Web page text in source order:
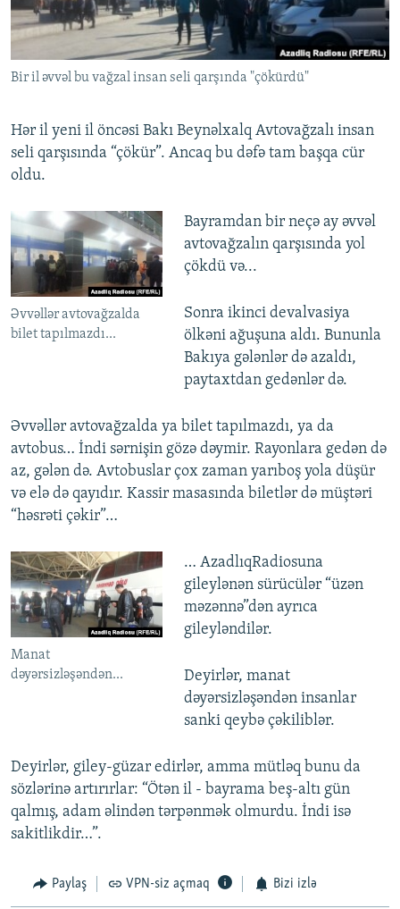
İNFOQRAFIKA
AZƏRBAYCAN ƏDƏBIYYATI KITABXANASI
İSLAM VƏ DEMOKRATIYA
İZ - MƏDƏNIYYƏT PROQRAMI
MISSIYAMIZ
PEŞƏ ETIKASI VƏ JURNALISTIKA STANDARTLARIMIZ
MATERIALLARIMIZDAN ISTIFADƏ
BIZIMLƏ ƏLAQƏ
XƏBƏR BÜLLETENLƏRIMIZ
BIZI IZLƏ
Bir il əvvəl bu vağzal insan seli qarşında "çökürdü"
Hər il yeni il öncəsi Bakı Beynəlxalq Avtovağzalı insan
seli qarşısında “çökür”. Ancaq bu dəfə tam başqa cür
oldu.
Əvvəllər avtovağzalda
bilet tapılmazdı...
Bayramdan bir neçə ay əvvəl
avtovağzalın qarşısında yol
çökdü və...
Sonra ikinci devalvasiya
ölkəni ağuşuna aldı. Bununla
Bakıya gələnlər də azaldı,
paytaxtdan gedənlər də.
Əvvəllər avtovağzalda ya bilet tapılmazdı, ya da
avtobus… İndi sərnişin gözə dəymir. Rayonlara gedən də
az, gələn də. Avtobuslar çox zaman yarıboş yola düşür
və elə də qayıdır. Kassir masasında biletlər də müştəri
“həsrəti çəkir”…
Manat
dəyərsizləşəndən...
… AzadlıqRadiosuna
gileylənən sürücülər “üzən
məzənnə”dən ayrıca
gileyləndilər.
Deyirlər, manat
dəyərsizləşəndən insanlar
sanki qeybə çəkiliblər.
Deyirlər, giley-güzar edirlər, amma mütləq bunu da
sözlərinə artırırlar: “Ötən il - bayrama beş-altı gün
qalmış, adam əlindən tərpənmək olmurdu. İndi isə
sakitlikdir…”.
Paylaş VPN-siz açmaq Bizi izlə